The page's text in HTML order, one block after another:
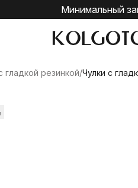
Минимальный
гладкой резинкой/Чулки с